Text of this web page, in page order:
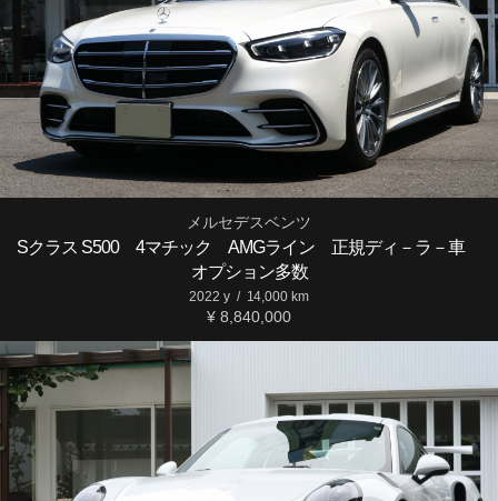
メルセデスベンツ
Sクラス S500 4マチック AMGライン 正規ディ－ラ－車
オプション多数
2022 y / 14,000 km
¥ 8,840,000